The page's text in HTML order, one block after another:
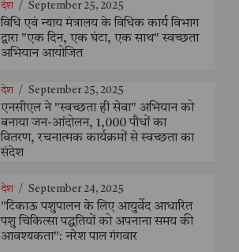
देश / September 25, 2025
विधि एवं न्याय मंत्रालय के विधिक कार्य विभाग
द्वारा "एक दिन, एक घंटा, एक साथ" स्वच्छता
अभियान आयोजित
देश / September 25, 2025
एनसीएल ने "स्वच्छता ही सेवा" अभियान को
बनाया जन-आंदोलन, 1,000 पौधों का
वितरण, रचनात्मक कार्यक्रमों से स्वच्छता का
संदेश
देश / September 24, 2025
"टिकाऊ पशुपालन के लिए आयुर्वेद आधारित
पशु चिकित्सा पद्धतियों को अपनाना समय की
आवश्यकता": नरेश पाल गंगवार